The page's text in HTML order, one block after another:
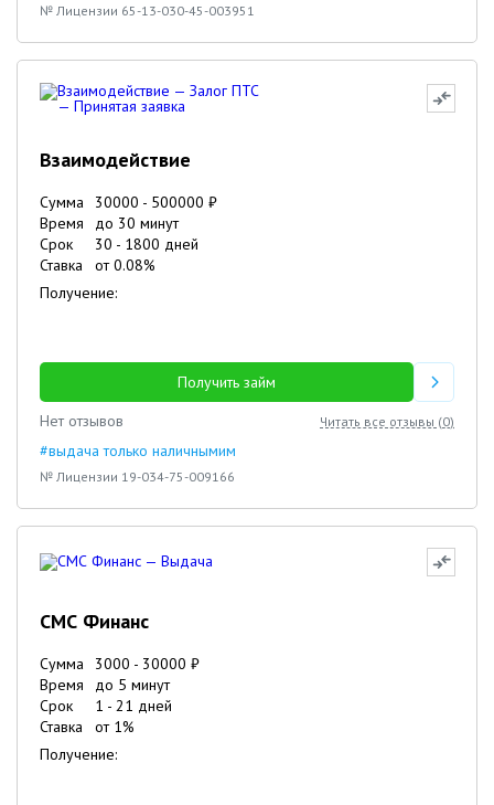
№ Лицензии 65-13-030-45-003951
Взаимодействие
Сумма 30000 - 500000 ₽
Время
до 30 минут
Срок
30 - 1800 дней
Ставка
от0.08%
Получение:
Получить займ
Нет отзывов
Читать все отзывы (0)
#выдача только наличнымим
№ Лицензии 19-034-75-009166
СМС Финанс
Сумма 3000 - 30000 ₽
Время
до 5 минут
Срок
1 - 21 дней
Ставка
от 1%
Получение: